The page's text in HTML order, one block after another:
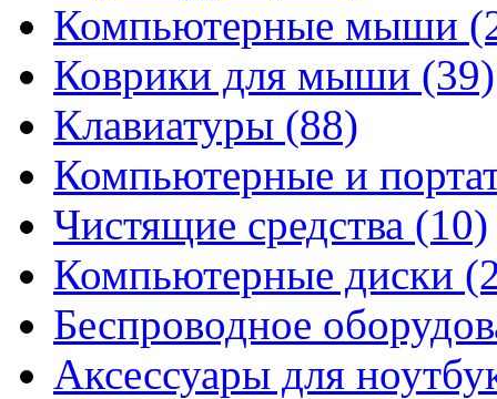
Компьютерные мыши
Коврики для мыши (39)
Клавиатуры (88)
Компьютерные и
Чистящие средства (10)
Компьютерные диски
Беспроводное
Аксессуары для